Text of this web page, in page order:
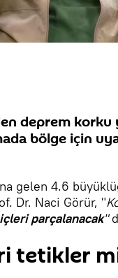
deprem korku
bölge için
gelen 4.6
Dr. Naci Görür, "
parçalanacak"
tetikler